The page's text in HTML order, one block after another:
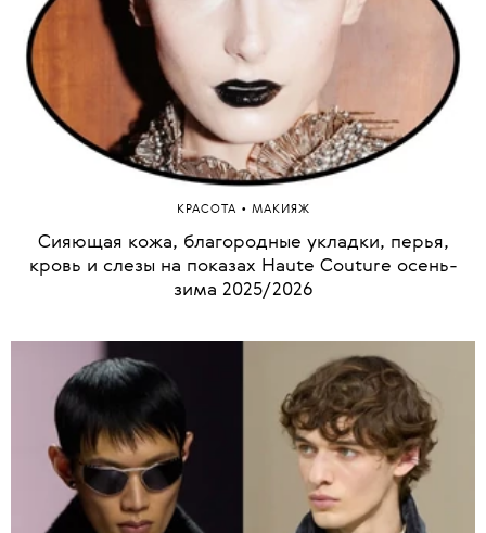
КРАСОТА • МАКИЯЖ
Сияющая кожа, благородные укладки, перья,
кровь и слезы на показах Haute Couture осень-
зима 2025/2026